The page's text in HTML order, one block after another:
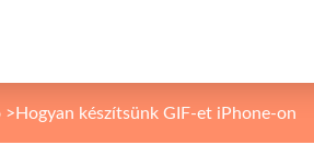
>Hogyan készítsünk GIF-et iPhone-on